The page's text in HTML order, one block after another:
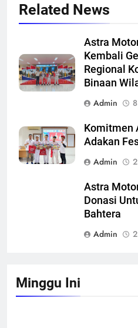
Related News
Astra
Kembali
Regional
Binaan
Admin
Komitmen
Adakan
Admin
Astra
Donasi
Bahtera
Admin
Minggu Ini